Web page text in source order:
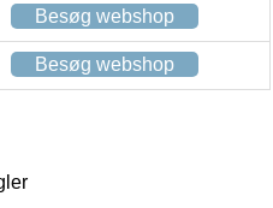
Besøg webshop
Besøg webshop